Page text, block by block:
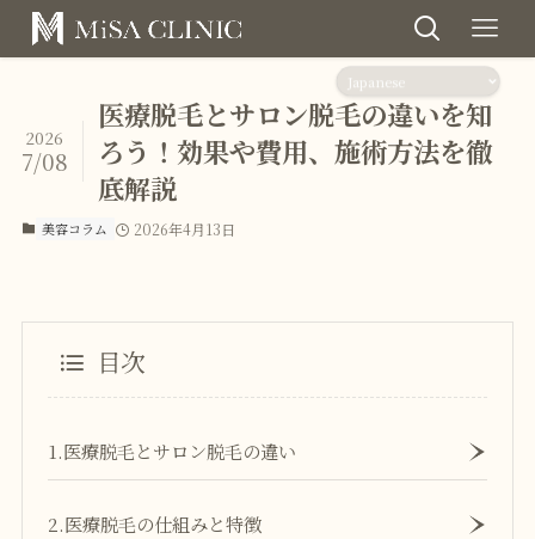
医療脱毛とサロン脱毛の違いを知
ろう！効果や費用、施術方法を徹
底解説
2026
7/08
美容コラム 2026年4月13日
目次
1.医療脱毛とサロン脱毛の違い
2.医療脱毛の仕組みと特徴